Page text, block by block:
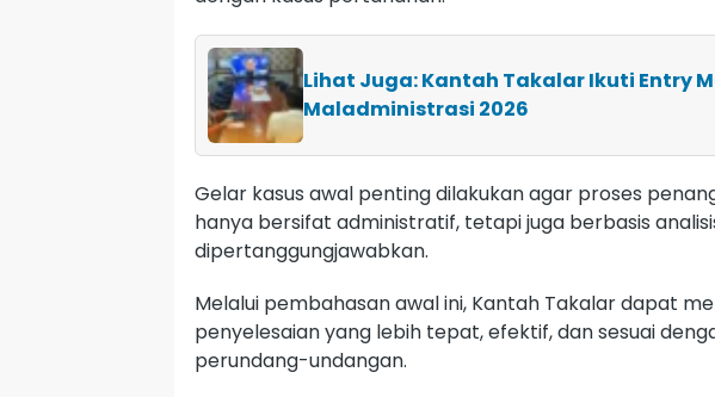
Lihat Juga: Kantah Takalar Ikuti Entry
Maladministrasi 2026
Gelar kasus awal penting dilakukan agar proses
hanya bersifat administratif, tetapi juga berbasis
dipertanggungjawabkan.
Melalui pembahasan awal ini, Kantah Takalar dapat
penyelesaian yang lebih tepat, efektif, dan sesuai
perundang-undangan.